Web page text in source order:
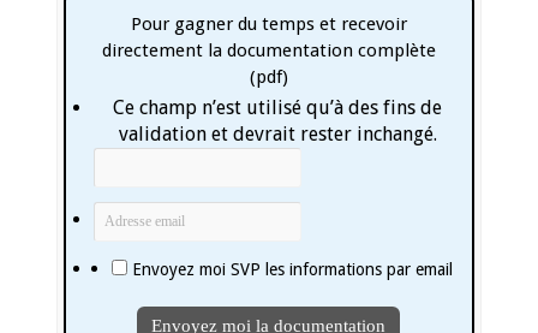
Pour gagner du temps et recevoir
directement la documentation complète
(pdf)
Ce champ n’est utilisé qu’à des fins de
validation et devrait rester inchangé.
Envoyez moi SVP les informations par email